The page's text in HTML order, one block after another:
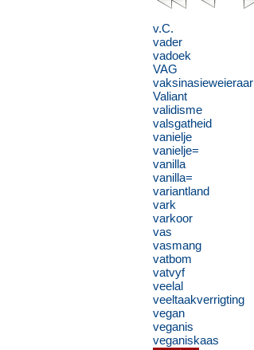
v.C.
vader
vadoek
VAG
vaksinasieweieraar
Valiant
validisme
valsgatheid
vanielje
vanielje=
vanilla
vanilla=
variantland
vark
varkoor
vas
vasmang
vatbom
vatvyf
veelal
veeltaakverrigting
vegan
veganis
veganiskaas